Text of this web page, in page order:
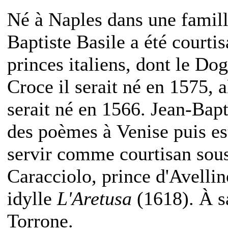
Né à Naples dans une
Baptiste Basile a été
princes italiens, dont le
Croce il serait né en 1575,
serait né en 1566. Jean-
des poèmes à Venise puis
servir comme courtisan
Caracciolo, prince
idylle L'Aretusa (1618). À
Torrone.